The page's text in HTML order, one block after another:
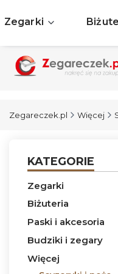
Zegarki
Zegareczek.pl Więcej
KATEGORIE
Zegarki
Biżuteria
Paski i akcesoria
Budziki i zegary
Więcej